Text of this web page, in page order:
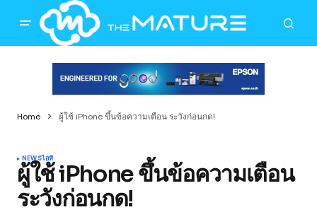
Home ผู้ใช้ iPhone ขึ้นข้อความเตือน ระวังก่อนกด!
NEWSไอที
ผู้ใช้ iPhone ขึ้นข้อความเตือน
ระวังก่อนกด!